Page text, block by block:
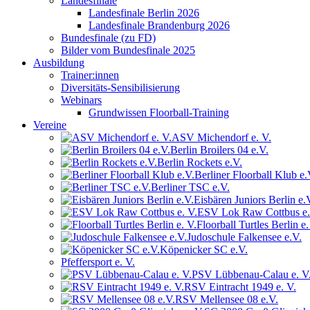
Landesfinale Berlin 2026
Landesfinale Brandenburg 2026
Bundesfinale (zu FD)
Bilder vom Bundesfinale 2025
Ausbildung
Trainer:innen
Diversitäts-Sensibilisierung
Webinars
Grundwissen Floorball-Training
Vereine
ASV Michendorf e. V.
Berlin Broilers 04 e.V.
Berlin Rockets e.V.
Berliner Floorball Klub
Berliner TSC e.V.
Eisbären Juniors Berlin
ESV Lok Raw Cottbus
Floorball Turtles Berlin
Judoschule Falkensee e.V.
Köpenicker SC e.V.
Pfeffersport e. V.
PSV Lübbenau-Calau e. V.
RSV Eintracht 1949 e. V.
RSV Mellensee 08 e.V.